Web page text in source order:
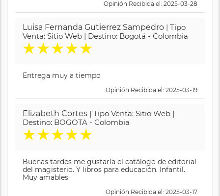
Opinión Recibida el: 2025-03-28
Luisa Fernanda Gutierrez Sampedro | Tipo
Venta: Sitio Web | Destino: Bogotá - Colombia
★★★★★
Entrega muy a tiempo
Opinión Recibida el: 2025-03-19
Elizabeth Cortes | Tipo Venta: Sitio Web |
Destino: BOGOTA - Colombia
★★★★★
Buenas tardes me gustaría el catálogo de editorial
del magisterio. Y libros para educación. Infantil.
Muy amables
Opinión Recibida el: 2025-03-17